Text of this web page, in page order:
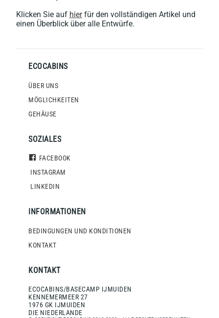
Klicken Sie auf hierfür den vollständigen Artikel und
einen Überblick über alle Entwürfe.
ECOCABINS
ÜBER UNS
MÖGLICHKEITEN
GEHÄUSE
SOZIALES
FACEBOOK
INSTAGRAM
LINKEDIN
INFORMATIONEN
BEDINGUNGEN UND KONDITIONEN
KONTAKT
KONTAKT
ECOCABINS/BASECAMP IJMUIDEN
KENNEMERMEER 27
1976 GK IJMUIDEN
DIE NIEDERLANDE